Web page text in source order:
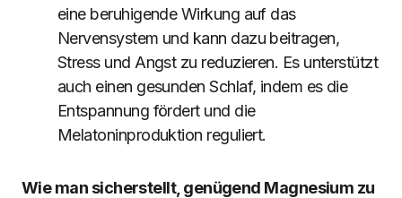
eine beruhigende Wirkung auf das
Nervensystem und kann dazu beitragen,
Stress und Angst zu reduzieren. Es unterstützt
auch einen gesunden Schlaf, indem es die
Entspannung fördert und die
Melatoninproduktion reguliert.
Wie man sicherstellt, genügend Magnesium zu